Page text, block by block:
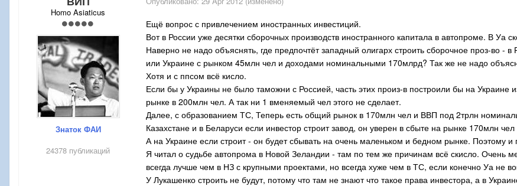
Homo Asiaticus
Знаток ФАИ
24378 публикаций
Ещё вопрос с привлечением иностранных инвестиций.
Вот в России уже десятки сборочных производств иностранного капитала в автопроме. В Уа
Наверно не надо объяснять, где предпочтёт западный олигарх строить сборочное проз-
или Украине с рынком 45млн чел и доходами номинальными 170млрд? Так же не надо
Хотя и с ппсом всё кисло.
Если бы у Украины не было таможни с Россией, часть этих произ-в построили бы на
рынке в 200млн чел. А так ни 1 вменяемый чел этого не сделает.
Далее, с образованием ТС, Теперь есть общий рынок в 170млн чел и ВВП под 2трлн
Казахстане и в Беларуси если инвестор строит завод, он уверен в сбыте на рынке 170млн чел
А на Украине если строит - он будет сбывать на очень маленьком и бедном рынке. Поэтому и
Я читал о судьбе автопрома в Новой Зеландии - там по тем же причинам всё скисло. Очень
всегда лучше чем в НЗ с крупными проектами, но всегда хуже чем в ТС, если конечно Уа не
У Лукашенко строить не будут, потому что там не знают что такое права инвестора, а в